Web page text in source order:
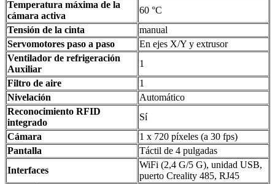
Temperatura máxima de la
cámara activa
60 °C
Tensión de la cinta
manual
Servomotores paso a paso
En ejes X/Y y extrusor
Ventilador de refrigeración
Auxiliar
1
Filtro de aire
1
Nivelación
Automático
Reconocimiento RFID
integrado
Sí
Cámara
1 x 720 píxeles (a 30 fps)
Pantalla
Táctil de 4 pulgadas
Interfaces
WiFi (2,4 G/5 G), unidad USB,
puerto Creality 485, RJ45